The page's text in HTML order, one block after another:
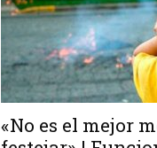
«No es el mejor